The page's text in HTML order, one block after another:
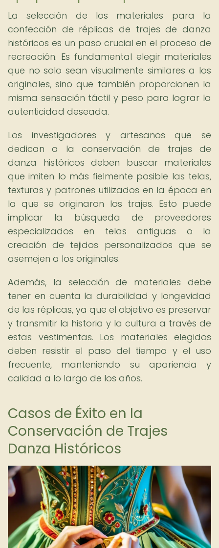
La selección de los materiales para la
confección de réplicas de trajes de danza
históricos es un paso crucial en el proceso de
recreación. Es fundamental elegir materiales
que no solo sean visualmente similares a los
originales, sino que también proporcionen la
misma sensación táctil y peso para lograr la
autenticidad deseada.
Los investigadores y artesanos que se
dedican a la conservación de trajes de
danza históricos deben buscar materiales
que imiten lo más fielmente posible las telas,
texturas y patrones utilizados en la época en
la que se originaron los trajes. Esto puede
implicar la búsqueda de proveedores
especializados en telas antiguas o la
creación de tejidos personalizados que se
asemejen a los originales.
Además, la selección de materiales debe
tener en cuenta la durabilidad y longevidad
de las réplicas, ya que el objetivo es preservar
y transmitir la historia y la cultura a través de
estas vestimentas. Los materiales elegidos
deben resistir el paso del tiempo y el uso
frecuente, manteniendo su apariencia y
calidad a lo largo de los años.
Casos de Éxito en la
Conservación de Trajes
Danza Históricos